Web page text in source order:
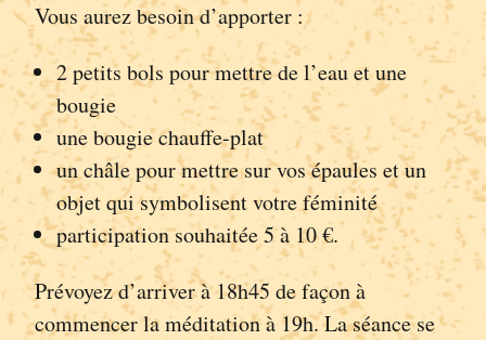
Vous aurez besoin d’apporter :
2 petits bols pour mettre de l’eau et une
bougie
une bougie chauffe-plat
un châle pour mettre sur vos épaules et un
objet qui symbolisent votre féminité
participation souhaitée 5 à 10 €.
Prévoyez d’arriver à 18h45 de façon à
commencer la méditation à 19h. La séance se